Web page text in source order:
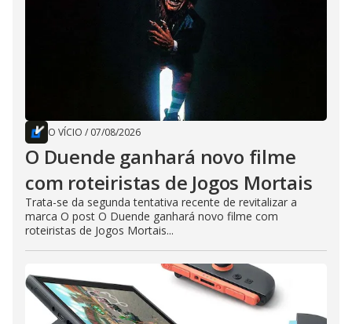
O VÍCIO / 07/08/2026
O Duende ganhará novo filme
com roteiristas de Jogos Mortais
Trata-se da segunda tentativa recente de revitalizar a
marca O post O Duende ganhará novo filme com
roteiristas de Jogos Mortais...